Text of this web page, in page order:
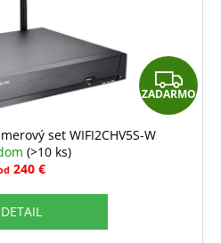
Z
A
ZADARMO
set WIFI2CHV5S-W
(>10 ks)
240 €
DETAIL